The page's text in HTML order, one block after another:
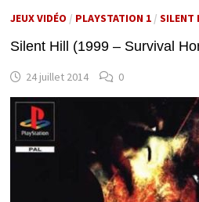
JEUX VIDÉO / PLAYSTATION 1/ SILENT
Silent Hill (1999 – Survival
24 juillet 2014 0